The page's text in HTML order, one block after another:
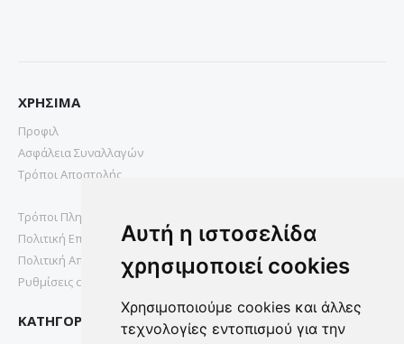
Αυτή η ιστοσελίδα
χρησιμοποιεί cookies
Χρησιμοποιούμε cookies και άλλες
τεχνολογίες εντοπισμού για την
ΧΡΗΣΙΜΑ
Προφιλ
Ασφάλεια Συναλλαγών
Τρόποι Αποστολής
Τρόποι Πληρωμής
Πολιτική Επιστροφών
Πολιτική Απορρήτου
Ρυθμίσεις cookies
ΚΑΤΗΓΟΡΙΕΣ